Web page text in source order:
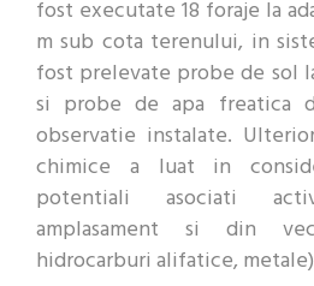
fost executate 18 foraje la
m sub cota terenului, in
fost prelevate probe de sol
si probe de apa freatica
observatie instalate.
chimice a luat in
potentiali asociati
amplasament si din
hidrocarburi alifatice,